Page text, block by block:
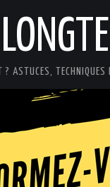
ASTUCES, TECHNIQUES